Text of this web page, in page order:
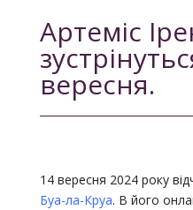
Артеміс
вересня.
14 вересня 2024 року
Буа-ла-Круа. В його